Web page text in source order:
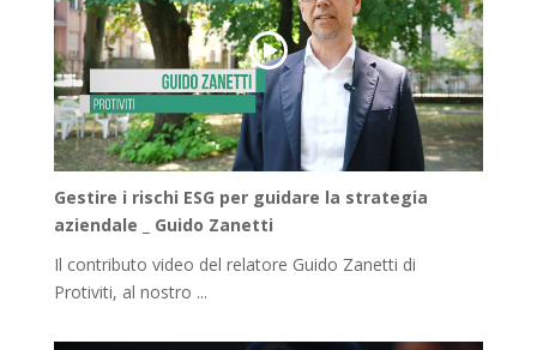
Gestire i rischi ESG per guidare la strategia
aziendale _ Guido Zanetti
Il contributo video del relatore Guido Zanetti di
Protiviti, al nostro ...